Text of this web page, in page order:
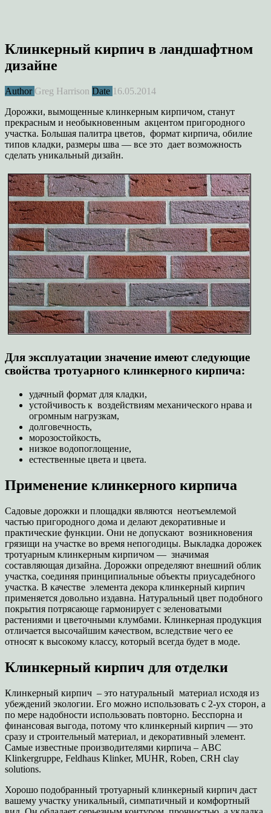
Клинкерный кирпич в ландшафтном
дизайне
Author Greg Harrison Date 16.05.2014
Дорожки, вымощенные клинкерным кирпичом, станут
прекрасным и необыкновенным акцентом пригородного
участка. Большая палитра цветов, формат кирпича, обилие
типов кладки, размеры шва — все это дает возможность
сделать уникальный дизайн.
Для эксплуатации значение имеют следующие
свойства тротуарного клинкерного кирпича:
удачный формат для кладки,
устойчивость к воздействиям механического нрава и
огромным нагрузкам,
долговечность,
морозостойкость,
низкое водопоглощение,
естественные цвета и цвета.
Применение клинкерного кирпича
Садовые дорожки и площадки являются неотъемлемой
частью пригородного дома и делают декоративные и
практические функции. Они не допускают возникновения
грязищи на участке во время непогодицы. Выкладка дорожек
тротуарным клинкерным кирпичом — значимая
составляющая дизайна. Дорожки определяют внешний облик
участка, соединяя принципиальные объекты приусадебного
участка. В качестве элемента декора клинкерный кирпич
применяется довольно издавна. Натуральный цвет подобного
покрытия потрясающе гармонирует с зеленоватыми
растениями и цветочными клумбами. Клинкерная продукция
отличается высочайшим качеством, вследствие чего ее
относят к высокому классу, который всегда будет в моде.
Клинкерный кирпич для отделки
Клинкерный кирпич – это натуральный материал исходя из
убеждений экологии. Его можно использовать с 2-ух сторон, а
по мере надобности использовать повторно. Бесспорна и
финансовая выгода, потому что клинкерный кирпич — это
сразу и строительный материал, и декоративный элемент.
Самые известные производителями кирпича – ABC
Klinkergruppe, Feldhaus Klinker, MUHR, Roben, CRH clay
solutions.
Хорошо подобранный тротуарный клинкерный кирпич даст
вашему участку уникальный, симпатичный и комфортный